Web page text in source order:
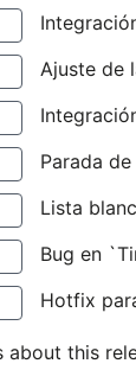
Ajuste de
Parada
Lista
Bug en
Hotfix
about this